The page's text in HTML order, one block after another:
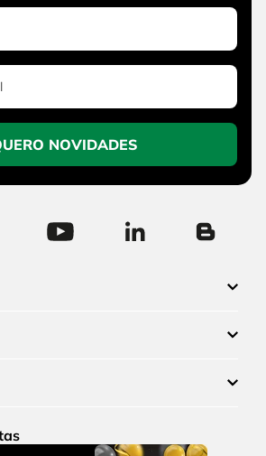
NOVIDADES